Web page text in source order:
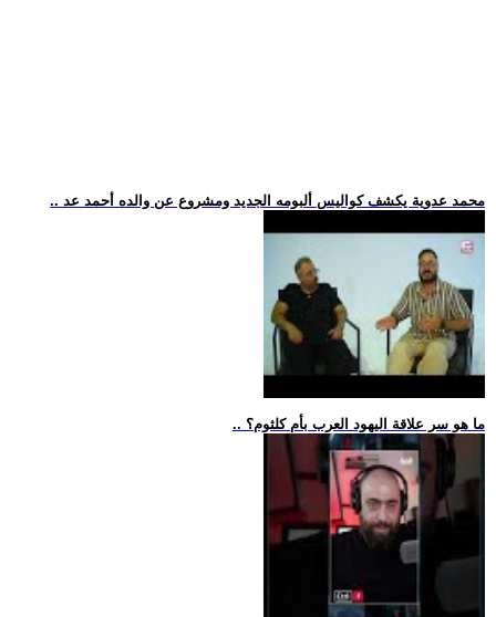
.. محمد عدوية يكشف كواليس ألبومه الجديد ومشروع عن والده أحمد عد
.. ما هو سر علاقة اليهود العرب بأم كلثوم؟